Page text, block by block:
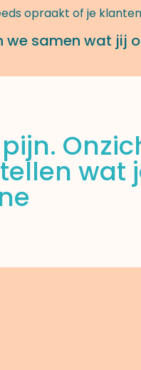
opraakt of je
we samen wat jij
wat